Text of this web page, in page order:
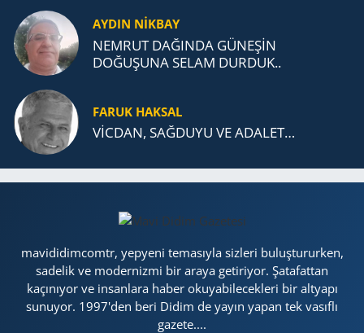
AYDIN NİKBAY
NEMRUT DAĞINDA GÜNEŞİN
DOĞUŞUNA SELAM DURDUK..
FARUK HAKSAL
VİCDAN, SAĞ­DU­YU VE ADA­LET…
mavididimcomtr, yepyeni temasıyla sizleri buluştururken,
sadelik ve modernizmi bir araya getiriyor. Şatafattan
kaçınıyor ve insanlara haber okuyabilecekleri bir altyapı
sunuyor. 1997'den beri Didim de yayın yapan tek vasıflı
gazete....